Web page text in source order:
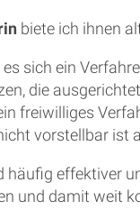
biete ich ihnen
sich ein
die
freiwilliges
vorstellbar ist
häufig effektiver
und damit weit